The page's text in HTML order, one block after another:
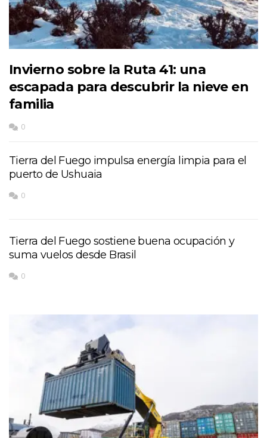
Invierno sobre la Ruta 41: una
escapada para descubrir la nieve en
familia
0
Tierra del Fuego impulsa energía limpia para el
puerto de Ushuaia
0
Tierra del Fuego sostiene buena ocupación y
suma vuelos desde Brasil
0